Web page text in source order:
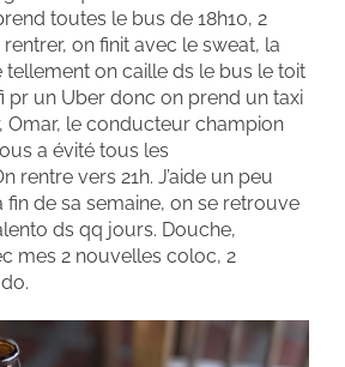
toutes le bus de 18h10, 2
on finit avec le sweat, la
on caille ds le bus le toit
pr un Uber donc on prend un taxi
Omar, le conducteur champion
a évité tous les
rentre vers 21h. J’aide un peu
fin de sa semaine, on se retrouve
ds qq jours. Douche,
mes 2 nouvelles coloc, 2